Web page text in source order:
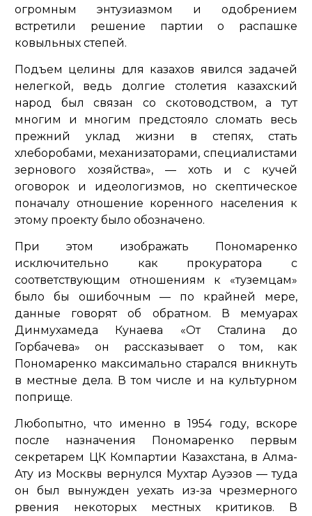
огромным энтузиазмом и одобрением
встретили решение партии о распашке
ковыльных степей.
Подъем целины для казахов явился задачей
нелегкой, ведь долгие столетия казахский
народ был связан со скотоводством, а тут
многим и многим предстояло сломать весь
прежний уклад жизни в степях, стать
хлеборобами, механизаторами, специалистами
зернового хозяйства»,— хоть и с кучей
оговорок и идеологизмов, но скептическое
поначалу отношение коренного населения к
этому проекту было обозначено.
При этом изображать Пономаренко
исключительно как прокуратора с
соответствующим отношениям к «туземцам»
было бы ошибочным — по крайней мере,
данные говорят об обратном. В мемуарах
Динмухамеда Кунаева «От Сталина до
Горбачева» он рассказывает о том, как
Пономаренко максимально старался вникнуть
в местные дела. В том числе и на культурном
поприще.
Любопытно, что именно в 1954 году, вскоре
после назначения Пономаренко первым
секретарем ЦК Компартии Казахстана, в Алма-
Ату из Москвы вернулся Мухтар Ауэзов — туда
он был вынужден уехать из-за чрезмерного
рвения некоторых местных критиков. В